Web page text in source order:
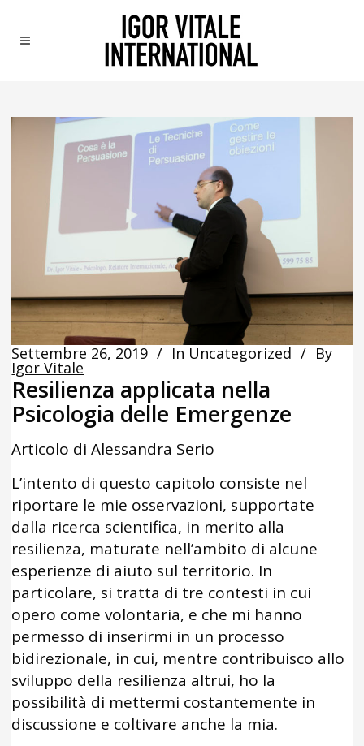
Settembre 26, 2019 In Uncategorized By
Igor Vitale
Resilienza applicata nella
Psicologia delle Emergenze
Articolo di Alessandra Serio
L’intento di questo capitolo consiste nel
riportare le mie osservazioni, supportate
dalla ricerca scientifica, in merito alla
resilienza, maturate nell’ambito di alcune
esperienze di aiuto sul territorio. In
particolare, si tratta di tre contesti in cui
opero come volontaria, e che mi hanno
permesso di inserirmi in un processo
bidirezionale, in cui, mentre contribuisco allo
sviluppo della resilienza altrui, ho la
possibilità di mettermi costantemente in
discussione e coltivare anche la mia.